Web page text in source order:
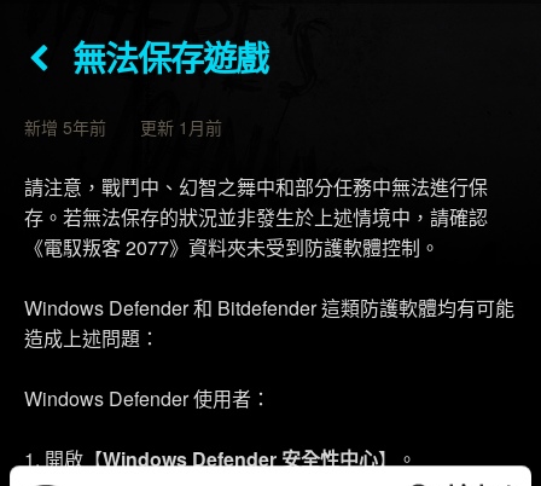
無法保存遊戲
新增 5年前 更新 1月前
請注意，戰鬥中、幻智之舞中和部分任務中無法進行保
存。若無法保存的狀況並非發生於上述情境中，請確認
《電馭叛客 2077》資料夾未受到防護軟體控制。
Windows Defender 和 Bitdefender 這類防護軟體均有可能
造成上述問題：
Windows Defender 使用者：
開啟【Windows Defender 安全性中心】。